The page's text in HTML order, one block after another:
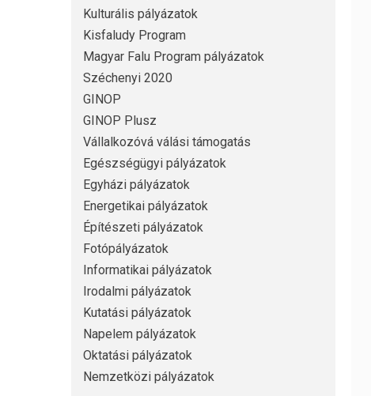
Kulturális pályázatok
Kisfaludy Program
Magyar Falu Program pályázatok
Széchenyi 2020
GINOP
GINOP Plusz
Vállalkozóvá válási támogatás
Egészségügyi pályázatok
Egyházi pályázatok
Energetikai pályázatok
Építészeti pályázatok
Fotópályázatok
Informatikai pályázatok
Irodalmi pályázatok
Kutatási pályázatok
Napelem pályázatok
Oktatási pályázatok
Nemzetközi pályázatok